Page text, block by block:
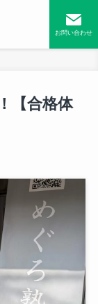
お問い合わせ
【合格体